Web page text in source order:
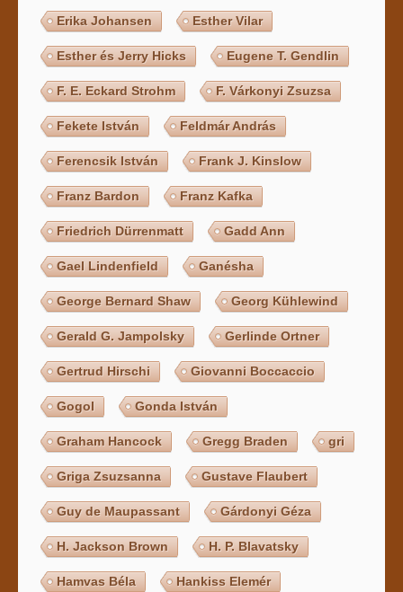
Erika Johansen Esther Vilar
Esther és Jerry Hicks Eugene T. Gendlin
F. E. Eckard Strohm F. Várkonyi Zsuzsa
Fekete István Feldmár András
Ferencsik István Frank J. Kinslow
Franz Bardon Franz Kafka
Friedrich Dürrenmatt Gadd Ann
Gael Lindenfield Ganésha
George Bernard Shaw Georg Kühlewind
Gerald G. Jampolsky Gerlinde Ortner
Gertrud Hirschi Giovanni Boccaccio
Gogol Gonda István
Graham Hancock Gregg Braden gri
Griga Zsuzsanna Gustave Flaubert
Guy de Maupassant Gárdonyi Géza
H. Jackson Brown H. P. Blavatsky
Hamvas Béla Hankiss Elemér